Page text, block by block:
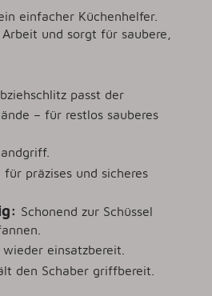
einfacher Küchenhelfer.
und sorgt für saubere,
passt der
– für restlos sauberes
für präzises und sicheres
Schonend zur Schüssel
einsatzbereit.
den Schaber griffbereit.